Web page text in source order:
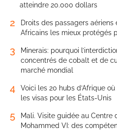
atteindre 20.000 dollars
2
Droits des passagers aériens
Africains les mieux protégés
3
Minerais: pourquoi
concentrés de cobalt et de
marché mondial
4
Voici les 20 hubs d’Afrique
les visas pour les États-Unis
5
Mali. Visite guidée au
Mohammed VI: des